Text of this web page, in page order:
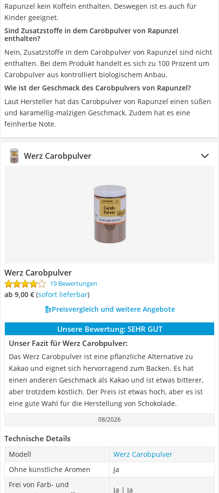
Rapunzel kein Koffein enthalten. Deswegen ist es auch für
Kinder geeignet.
Sind Zusatzstoffe in dem Carobpulver von Rapunzel
enthalten?
Nein, Zusatzstoffe in dem Carobpulver von Rapunzel sind nicht
enthalten. Bei dem Produkt handelt es sich zu 100 Prozent um
Carobpulver aus kontrolliert biologischem Anbau.
Wie ist der Geschmack des Carobpulvers von Rapunzel?
Laut Hersteller hat das Carobpulver von Rapunzel einen süßen
und karamellig-malzigen Geschmack. Zudem hat es eine
feinherbe Note.
Werz Carobpulver
Werz Carobpulver
19 Bewertungen
ab 9,00 € ( Sofort lieferbar)
Preisvergleich und weitere Angebote
Unsere Bewertung: SEHR GUT
Unser Fazit für Werz Carobpulver:
Das Werz Carobpulver ist eine pflanzliche Alternative zu
Kakao und eignet sich hervorragend zum Backen. Es hat
einen anderen Geschmack als Kakao und ist etwas bitterer,
aber trotzdem köstlich. Der Preis ist etwas hoch, aber es ist
eine gute Wahl für die Herstellung von Schokolade.
08/2026
Technische Details
Modell
Werz Carobpulver
Ohne künstliche Aromen
Ja
Frei von Farb- und
Ja | Ja